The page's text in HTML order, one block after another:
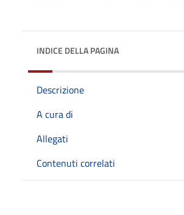
INDICE DELLA PAGINA
Descrizione
A cura di
Allegati
Contenuti correlati